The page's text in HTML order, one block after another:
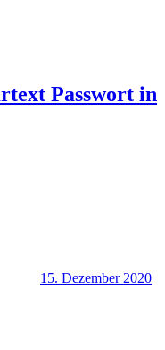
Passwort in
15. Dezember 2020